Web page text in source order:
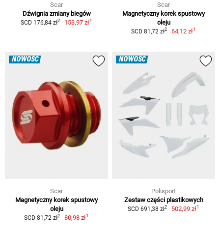
Scar
Dźwignia zmiany biegów
SCD 176,84 zł2 153,97 zł1
Scar
Magnetyczny korek spustowy
oleju
SCD 81,72 zł2 64,12 zł1
NOWOŚĆ
Scar
Magnetyczny korek spustowy
oleju
SCD 81,72 zł2 80,98 zł1
NOWOŚĆ
Polisport
Zestaw części plastikowych
SCD 691,38 zł2 502,99 zł1